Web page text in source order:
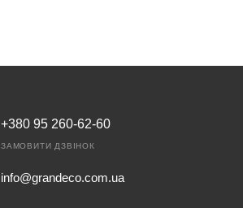
+380 95 260-62-60
ЗАМОВИТИ ДЗВІНОК
info@grandeco.com.ua